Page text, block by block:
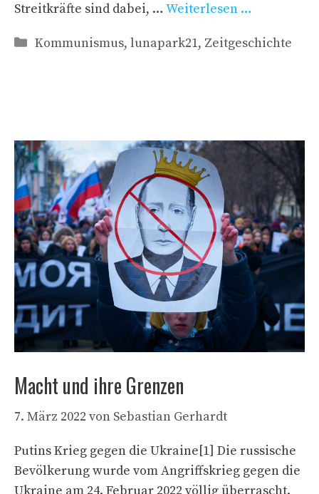
Streitkräfte sind dabei, … Weiterlesen …
Kategorien
Kommunismus, lunapark21, Zeitgeschichte
Macht und ihre Grenzen
7. März 2022 von Sebastian Gerhardt
Putins Krieg gegen die Ukraine[1] Die russische
Bevölkerung wurde vom Angriffskrieg gegen die